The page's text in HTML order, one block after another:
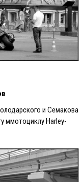
и Семакова
ммотоциклу Harley-